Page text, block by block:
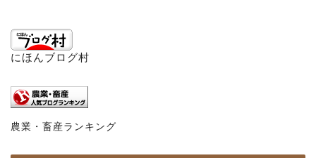
にほんブログ村
農業・畜産ランキング